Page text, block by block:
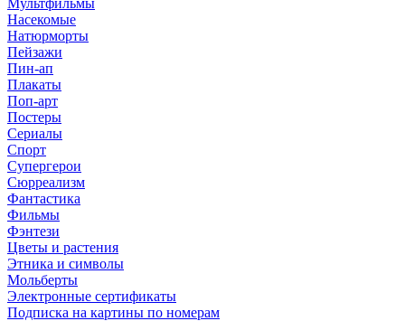
Насекомые
Натюрморты
Пейзажи
Пин-ап
Плакаты
Поп-арт
Постеры
Сериалы
Спорт
Супергерои
Сюрреализм
Фантастика
Фильмы
Фэнтези
Цветы и растения
Этника и символы
Мольберты
Электронные сертификаты
Подписка на картины по номерам